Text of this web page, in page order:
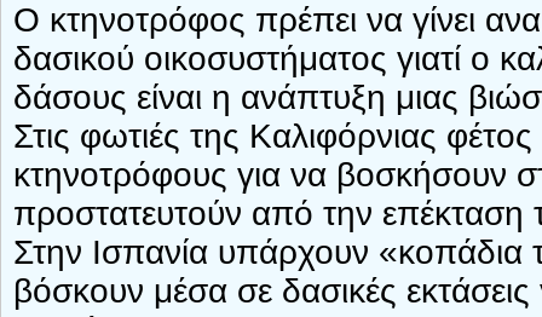
Ο κτηνοτρόφος πρέπει να γίνει
δασικού οικοσυστήματος γιατί ο
δάσους είναι η ανάπτυξη μιας
Στις φωτιές της Καλιφόρνιας
κτηνοτρόφους για να βοσκήσουν
προστατευτούν από την επέκταση
Στην Ισπανία υπάρχουν
βόσκουν μέσα σε δασικές